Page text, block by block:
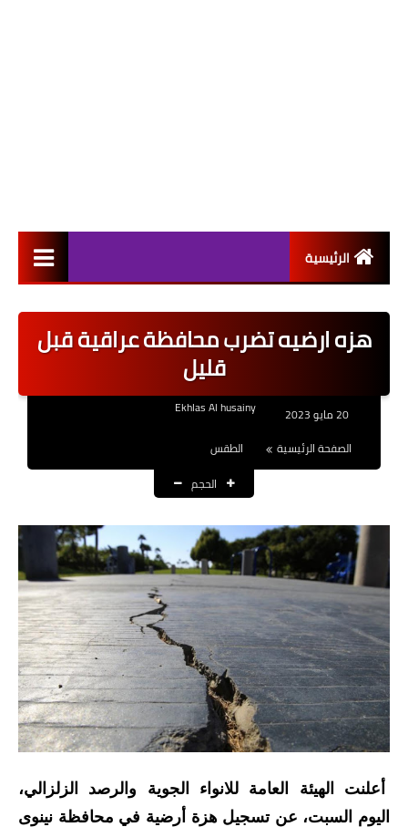
الرئيسية
اخبار القطاع العام
اخبار القطاع الخاص
العقود والاجور اليومية
الرواتب
القروض والسلف
المنح المالية
قطع الاراضي
اخبار العراق
الاخبار الامنية
هزه ارضيه تضرب محافظة عراقية قبل
قليل
20 مايو 2023
Ekhlas Al husainy
الصفحة الرئيسية
الطقس
الحجم
أعلنت الهيئة العامة للانواء الجوية والرصد الزلزالي،
اليوم السبت، عن تسجيل هزة أرضية في محافظة نينوى